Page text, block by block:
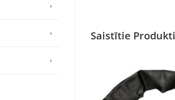
Saistītie Produkti
›
›
›